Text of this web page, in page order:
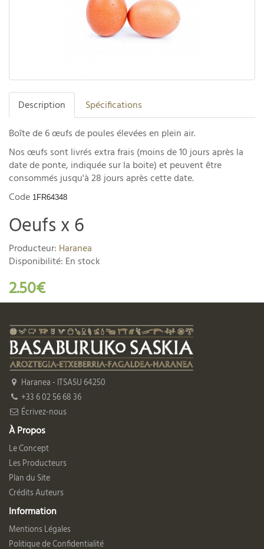
Description Spécifications
Boîte de 6 œufs de poules élevées en plein air.
Nos œufs sont livrés extra frais (moins de 10 jours après la
date de ponte, indiquée sur la boite) et peuvent être
consommés jusqu'à 28 jours après cette date.
Code 1FR64348
Oeufs x 6
Producteur: Haranea
Disponibilité: En stock
2.50€
Haranea - ITSASU 64250
+33 6 02 56 68 36
Écrivez-nous
À Propos
Le Concept
Les Producteurs
Plan du Site
Crédits Auteurs
Information
Mentions Légales
Politique de Confidentialité